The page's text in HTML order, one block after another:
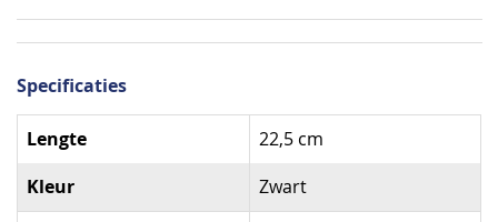
Specificaties
Specificaties
Lengte 22,5 cm
Kleur Zwart